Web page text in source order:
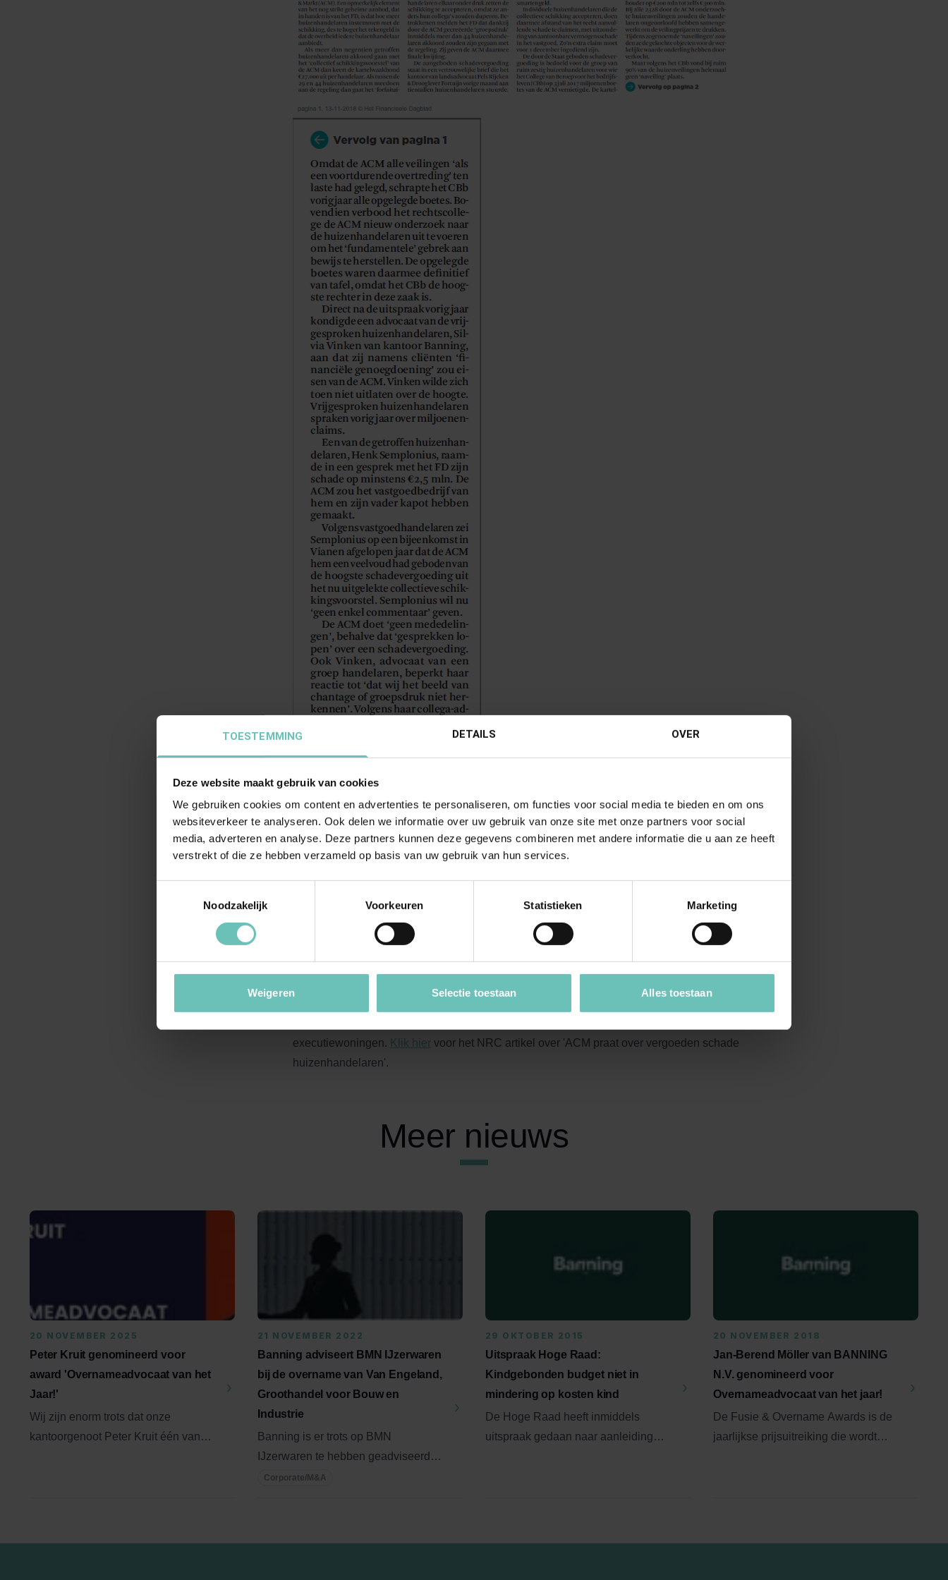
TOESTEMMING DETAILS OVER
Deze website maakt gebruik van cookies
We gebruiken cookies om content en advertenties te personaliseren, om functies voor social media te bieden en om ons
websiteverkeer te analyseren. Ook delen we informatie over uw gebruik van onze site met onze partners voor social
media, adverteren en analyse. Deze partners kunnen deze gegevens combineren met andere informatie die u aan ze heeft
verstrekt of die ze hebben verzameld op basis van uw gebruik van hun services.
Noodzakelijk
Voorkeuren Statistieken Marketing
Weigeren Selectie toestaan Alles toestaan
executiewoningen. Klik hier voor het NRC artikel over 'ACM praat over vergoeden schade
huizenhandelaren'.
Meer nieuws
20 NOVEMBER 2025
Peter Kruit genomineerd voor
award 'Overnameadvocaat van het
Jaar!'
Wij zijn enorm trots dat onze
kantoorgenoot Peter Kruit één van
21 NOVEMBER 2022
Banning adviseert BMN IJzerwaren
bij de overname van Van Engeland,
Groothandel voor Bouw en
Industrie
Banning is er trots op BMN
IJzerwaren te hebben geadviseerd
bij de overname van de activiteiten
Corporate/M&A
29 OKTOBER 2015
Uitspraak Hoge Raad:
Kindgebonden budget niet in
mindering op kosten kind
De Hoge Raad heeft inmiddels
uitspraak gedaan naar aanleiding
20 NOVEMBER 2018
Jan-Berend Möller van BANNING
N.V. genomineerd voor
Overnameadvocaat van het jaar!
De Fusie & Overname Awards is de
jaarlijkse prijsuitreiking die wordt